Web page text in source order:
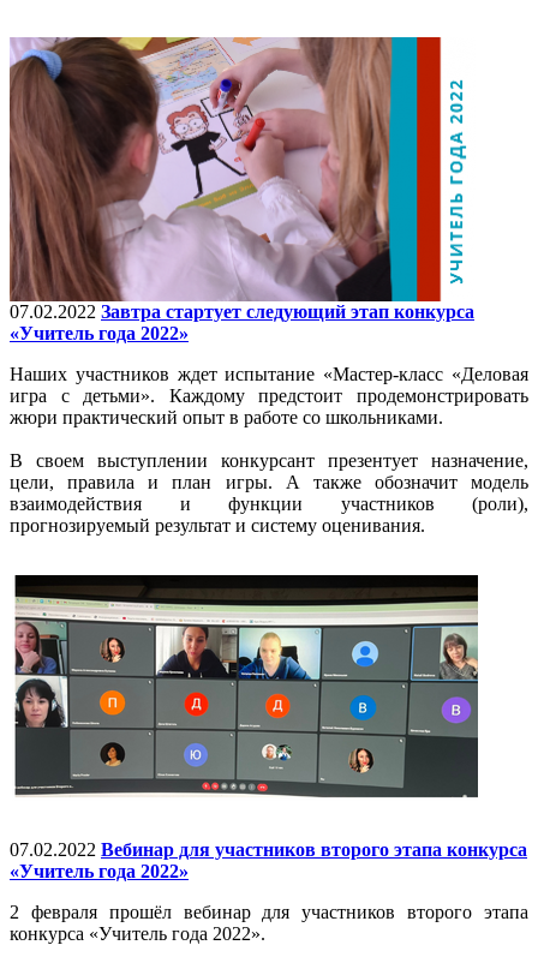
07.02.2022 Завтра стартует следующий этап конкурса
«Учитель года 2022»
Наших участников ждет испытание «Мастер-класс «Деловая
игра с детьми». Каждому предстоит продемонстрировать
жюри практический опыт в работе со школьниками.
В своем выступлении конкурсант презентует назначение,
цели, правила и план игры. А также обозначит модель
взаимодействия и функции участников (роли),
прогнозируемый результат и систему оценивания.
07.02.2022 Вебинар для участников второго этапа конкурса
«Учитель года 2022»
2 февраля прошёл вебинар для участников второго этапа
конкурса «Учитель года 2022».